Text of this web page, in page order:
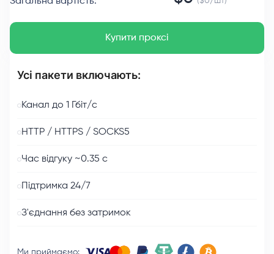
Купити проксі
Усі пакети включають:
Канал до 1 Гбіт/с
HTTP / HTTPS / SOCKS5
Час відгуку ~0.35 с
Підтримка 24/7
З'єднання без затримок
Ми приймаємо: